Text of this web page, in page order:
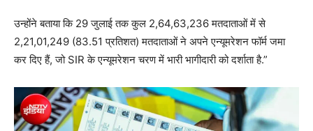
उन्‍होंने बताया क‍ि 29 जुलाई तक कुल 2,64,63,236 मतदाताओं में से
2,21,01,249 (83.51 प्रतिशत) मतदाताओं ने अपने एन्यूमरेशन फॉर्म जमा
कर दिए हैं, जो SIR के एन्यूमरेशन चरण में भारी भागीदारी को दर्शाता है.”